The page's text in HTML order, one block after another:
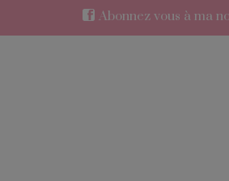
Abonnez vous à ma